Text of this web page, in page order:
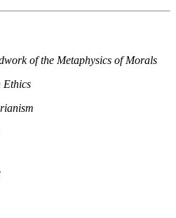
of the Metaphysics of Morals
Ethics